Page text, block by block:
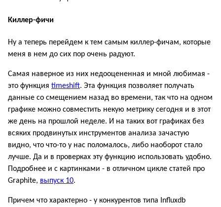
Киллер-фичи
Ну а теперь перейдем к тем самым киллер-фичам, которые
меня в нем до сих пор очень радуют.
Самая наверное из них недооцененная и мной любимая -
это функция timeshift. Эта функция позволяет получать
данные со смещением назад во времени, так что на одном
графике можно совместить некую метрику сегодня и в этот
же день на прошлой неделе. И на таких вот графиках без
всяких продвинутых инструментов анализа зачастую
видно, что что-то у нас поломалось, либо наоборот стало
лучше. Да и в проверках эту функцию использовать удобно.
Подробнее и с картинками - в отличном цикле статей про
Graphite, выпуск 10.
Причем что характерно - у конкурентов типа Influxdb